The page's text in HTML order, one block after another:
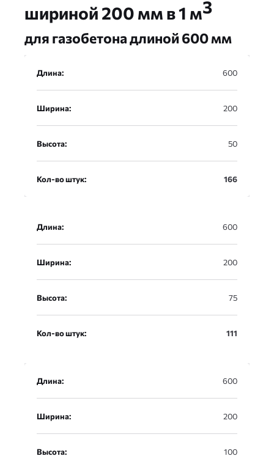
шириной 200 мм в 1 м3
для газобетона длиной 600 мм
Длина
Ширина
Высота
Кол-во штук
Длина: 600
Ширина: 200
Высота: 50
Кол-во штук: 166
Длина: 600
Ширина: 200
Высота: 75
Кол-во штук: 111
Длина: 600
Ширина: 200
Высота: 100